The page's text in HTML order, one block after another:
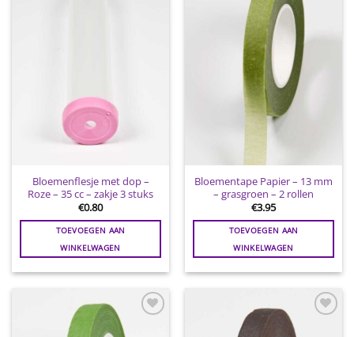
Bloemenflesje met dop –
Roze – 35 cc – zakje 3 stuks
€0.80
TOEVOEGEN AAN
WINKELWAGEN
wenslijst
Bloementape Papier – 13 mm
– grasgroen – 2 rollen
€3.95
TOEVOEGEN AAN
WINKELWAGEN
Toevoegen
Toevoegen